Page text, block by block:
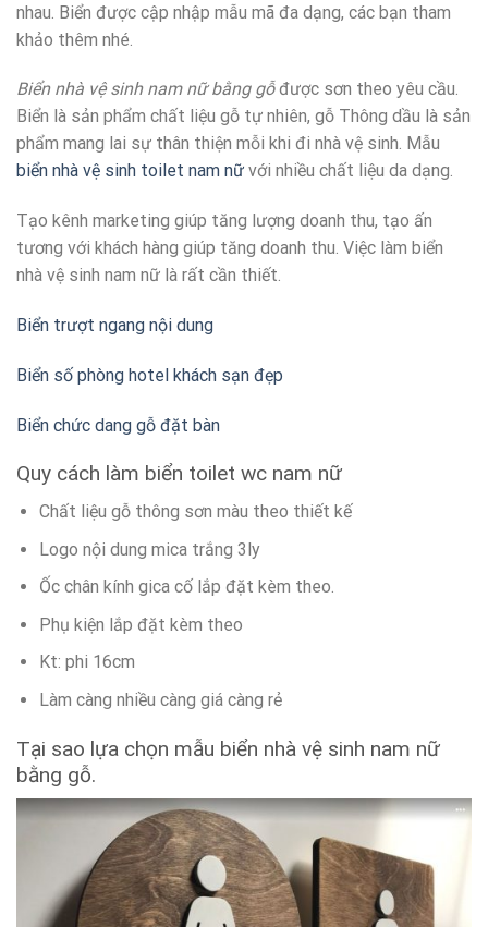
nhau. Biển được cập nhập mẫu mã đa dạng, các bạn tham
khảo thêm nhé.
Biển nhà vệ sinh nam nữ bằng gỗđược sơn theo yêu cầu.
Biển là sản phẩm chất liệu gỗ tự nhiên, gỗ Thông dầu là sản
phẩm mang lai sự thân thiện mỗi khi đi nhà vệ sinh. Mẫu
biển nhà vệ sinh toilet nam nữ với nhiều chất liệu da dạng.
Tạo kênh marketing giúp tăng lượng doanh thu, tạo ấn
tương với khách hàng giúp tăng doanh thu. Việc làm biển
nhà vệ sinh nam nữ là rất cần thiết.
Biển trượt ngang nội dung
Biển số phòng hotel khách sạn đẹp
Biển chức dang gỗ đặt bàn
Quy cách làm biển toilet wc nam nữ
Chất liệu gỗ thông sơn màu theo thiết kế
Logo nội dung mica trắng 3ly
Ốc chân kính gica cố lắp đặt kèm theo.
Phụ kiện lắp đặt kèm theo
Kt: phi 16cm
Làm càng nhiều càng giá càng rẻ
Tại sao lựa chọn mẫu biển nhà vệ sinh nam nữ
bằng gỗ.